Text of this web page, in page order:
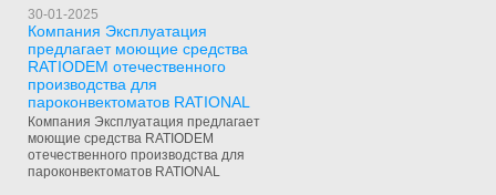
30-01-2025
Компания Эксплуатация
предлагает моющие средства
RATIODEM отечественного
производства для
пароконвектоматов RATIONAL
Компания Эксплуатация предлагает
моющие средства RATIODEM
отечественного производства для
пароконвектоматов RATIONAL